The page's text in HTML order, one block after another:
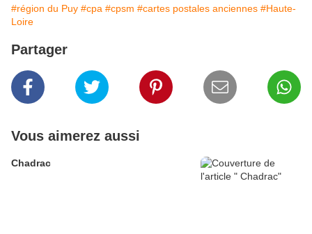
#région du Puy #cpa #cpsm #cartes postales anciennes #Haute-
Loire
Partager
Vous aimerez aussi
Chadrac